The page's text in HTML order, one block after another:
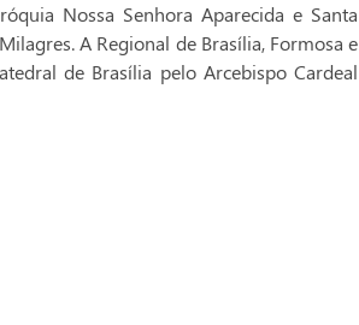
Nossa Senhora Aparecida e Santa
A Regional de Brasília, Formosa e
de Brasília pelo Arcebispo Cardeal